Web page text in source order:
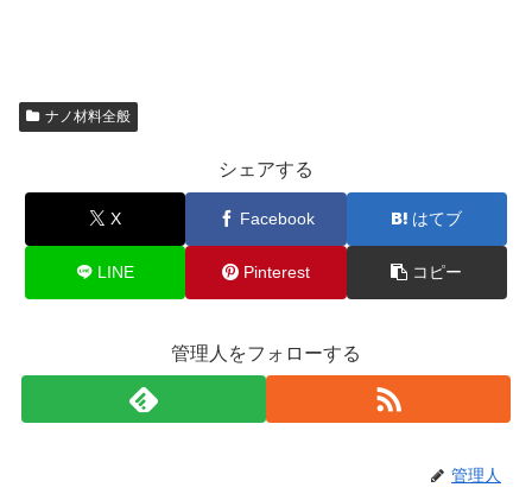
ナノ材料全般
シェアする
X Facebook はてブ
LINE Pinterest コピー
管理人をフォローする
管理人